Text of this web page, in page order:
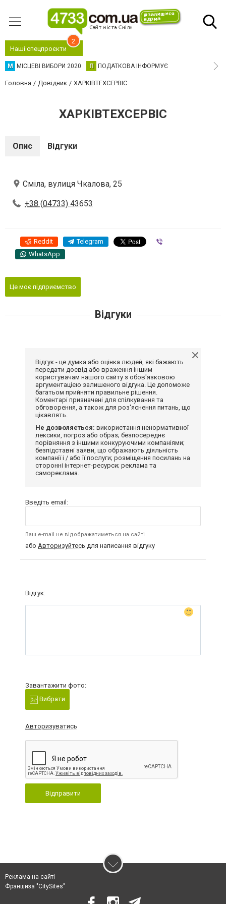
Наші спецпроєкти
2
М МІСЦЕВІ ВИБОРИ 2020 П ПОДАТКОВА ІНФОРМУЄ
Головна Довідник ХАРКІВТЕХСЕРВІС
ХАРКІВТЕХСЕРВІС
Опис Відгуки
Сміла, вулиця Чкалова, 25
+38 (04733) 43653
Reddit Telegram
WhatsApp
Це моє підприємство
Відгуки
Відгук - це думка або оцінка людей, які бажають
передати досвід або враження іншим
користувачам нашого сайту з обов'язковою
аргументацією залишеного відгука. Це допоможе
багатьом прийняти правильне рішення.
Коментарі призначені для спілкування та
обговорення, а також для роз'яснення питань, що
цікавлять.
Не дозволяється: використання ненормативної
лексики, погроз або образ; безпосереднє
порівняння з іншими конкуруючими компаніями;
безпідставні заяви, що ображають діяльність
компанії і / або її послуги; розміщення посилань на
сторонні інтернет-ресурси; реклама та
самореклама.
Введіть email:
Ваш e-mail не відображатиметься на сайті
або Авторизуйтесь для написання відгуку
Відгук:
Завантажити фото:
Вибрати
Авторизуватись
Відправити
Реклама на сайті
Франшиза "CitySites"